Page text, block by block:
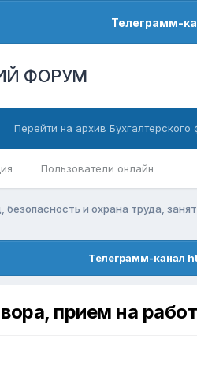
Телеграмм-
ФОРУМ
Пользователи онлайн
Перейти на архив Бухгалтерского
безопасность и охрана труда,
Телеграмм-канал
прием на